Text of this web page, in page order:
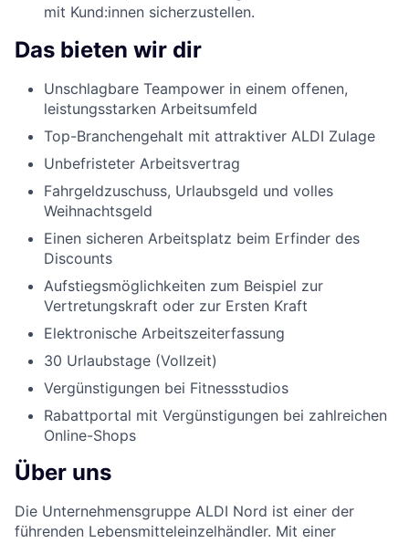
mit Kund:innen sicherzustellen.
Das bieten wir dir
Unschlagbare Teampower in einem offenen,
leistungsstarken Arbeitsumfeld
Top-Branchengehalt mit attraktiver ALDI Zulage
Unbefristeter Arbeitsvertrag
Fahrgeldzuschuss, Urlaubsgeld und volles
Weihnachtsgeld
Einen sicheren Arbeitsplatz beim Erfinder des
Discounts
Aufstiegsmöglichkeiten zum Beispiel zur
Vertretungskraft oder zur Ersten Kraft
Elektronische Arbeitszeiterfassung
30 Urlaubstage (Vollzeit)
Vergünstigungen bei Fitnessstudios
Rabattportal mit Vergünstigungen bei zahlreichen
Online-Shops
Über uns
Die Unternehmensgruppe ALDI Nord ist einer der
führenden Lebensmitteleinzelhändler. Mit einer